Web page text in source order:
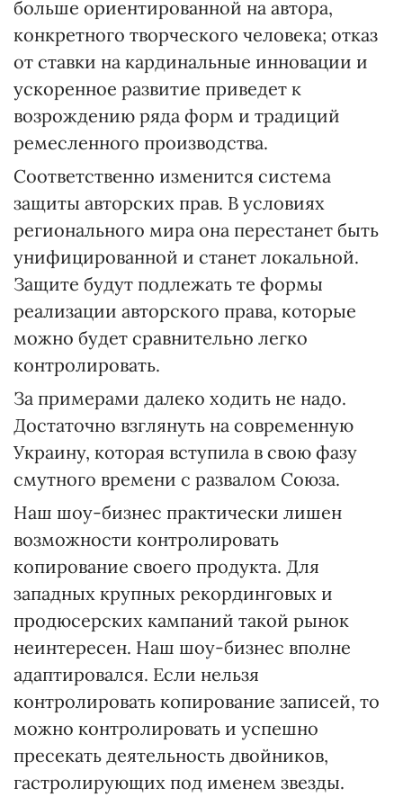
больше ориентированной на автора,
конкретного творческого человека; отказ
от ставки на кардинальные инновации и
ускоренное развитие приведет к
возрождению ряда форм и традиций
ремесленного производства.
Соответственно изменится система
защиты авторских прав. В условиях
регионального мира она перестанет быть
унифицированной и станет локальной.
Защите будут подлежать те формы
реализации авторского права, которые
можно будет сравнительно легко
контролировать.
За примерами далеко ходить не надо.
Достаточно взглянуть на современную
Украину, которая вступила в свою фазу
смутного времени с развалом Союза.
Наш шоу-бизнес практически лишен
возможности контролировать
копирование своего продукта. Для
западных крупных рекординговых и
продюсерских кампаний такой рынок
неинтересен. Наш шоу-бизнес вполне
адаптировался. Если нельзя
контролировать копирование записей, то
можно контролировать и успешно
пресекать деятельность двойников,
гастролирующих под именем звезды.